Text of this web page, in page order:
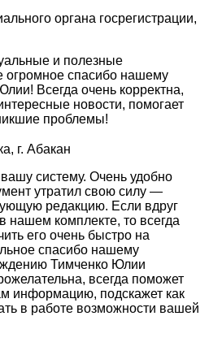
органа госрегистрации,
и полезные
огромное спасибо нашему
Всегда очень корректна,
новости, помогает
проблемы!
г. Абакан
систему. Очень удобно
утратил свою силу —
редакцию. Если вдруг
нашем комплекте, то всегда
его очень быстро на
спасибо нашему
Тимченко Юлии
всегда поможет
информацию, подскажет как
в работе возможности вашей